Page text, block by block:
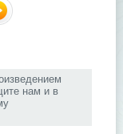
нам и в